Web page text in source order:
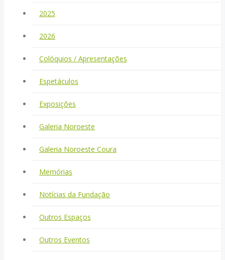
2025
2026
Colóquios / Apresentações
Espetáculos
Exposições
Galeria Noroeste
Galeria Noroeste Coura
Memórias
Notícias da Fundação
Outros Espaços
Outros Eventos